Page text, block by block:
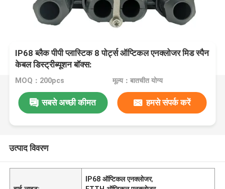
IP68 ब्लैक पीपी प्लास्टिक 8 पोर्ट्स ऑप्टिकल एनक्लोजर मिड स्पैन
केबल डिस्ट्रीब्यूशन बॉक्स:
MOQ：200pcs मूल्य：बातचीत योग्य
सबसे अच्छी कीमत हमसे संपर्क करें
उत्पाद विवरण
IP68 ऑप्टिकल एनक्लोजर,